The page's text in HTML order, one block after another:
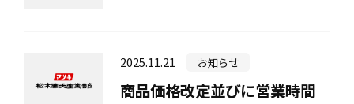
お知らせ
2025.11.21 お知らせ
商品価格改定並びに営業時間